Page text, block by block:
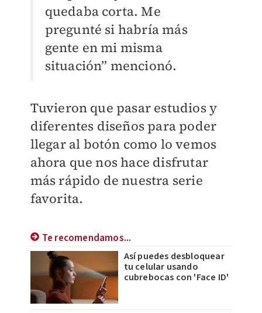
quedaba corta. Me
pregunté si habría más
gente en mi misma
situación” mencionó.
Tuvieron que pasar estudios y
diferentes diseños para poder
llegar al botón como lo vemos
ahora que nos hace disfrutar
más rápido de nuestra serie
favorita.
Te recomendamos...
Así puedes desbloquear
tu celular usando
cubrebocas con 'Face ID'